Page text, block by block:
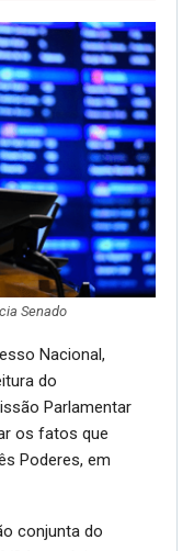
Senado
Nacional,
do
Parlamentar
os fatos que
Poderes, em
conjunta do